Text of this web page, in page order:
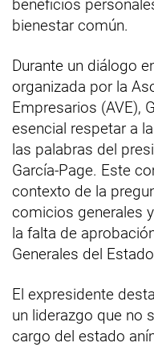
beneficios
bienestar común.
Durante un diálogo
organizada por la
Empresarios (AVE),
esencial respetar a
las palabras del
García-Page. Este
contexto de la
comicios generales
la falta de
Generales del
El expresidente
un liderazgo que no
cargo del estado